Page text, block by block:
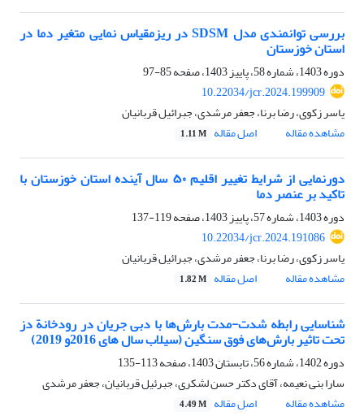
بررسی توانمندی مدل SDSM در ریزمقیاس نمایی متغیر دما در
استان خوزستان
دوره 1403، شماره 58، پاییز 1403، صفحه
85-97
10.22034/jcr.2024.199909
یاسر زکوی، رضا برنا، جعفر مرشدی، جبرائیل قربانیان
مشاهده مقاله
اصل مقاله 1.11 M
دورنمایی از شرایط تغییر اقلیم ۵۰ سال آینده استان خوزستان با
تاکید بر عنصر دما
دوره 1403، شماره 57، پاییز 1403، صفحه
119-137
10.22034/jcr.2024.191086
یاسر زکوی، رضا برنا، جعفر مرشدی، جبرائیل قربانیان
مشاهده مقاله
اصل مقاله 1.82 M
شناسایی رابطه شدت-مدت بارش‌ها با دبی جریان در رودخانة دز
تحت تاثیر بارش‌های فوق سنگین (سیلاب سال های 2016و 2019)
دوره 1402، شماره 56، تابستان 1403، صفحه
113-135
سارا بنی نعیمه، آقای دکتر حسن لشکری، جبرئیل قربانیان، جعفر مرشدی
مشاهده مقاله
اصل مقاله 4.49 M